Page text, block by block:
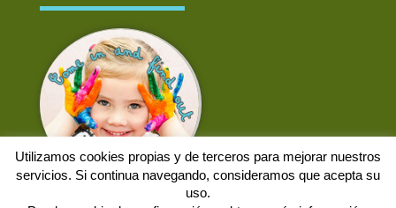
Utilizamos cookies propias y de terceros para mejorar nuestros
servicios. Si continua navegando, consideramos que acepta su
uso.